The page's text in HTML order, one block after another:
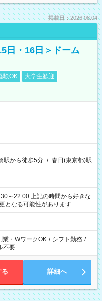
掲載日：2026.08.04
日・16日＞ドーム
験OK
大学生歓迎
駅から徒歩5分 / 春日(東京都)駅
時間から好きな
となる可能性があります
業・WワークOK / シフト勤務 /
不要
る 詳細へ